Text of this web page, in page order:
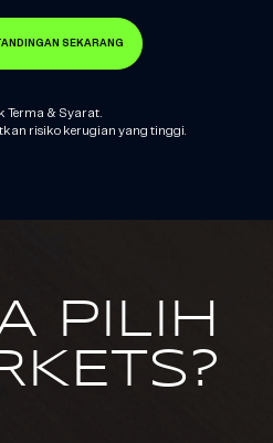
SEKARANG
Terma & Syarat.
risiko kerugian yang tinggi.
PILIH